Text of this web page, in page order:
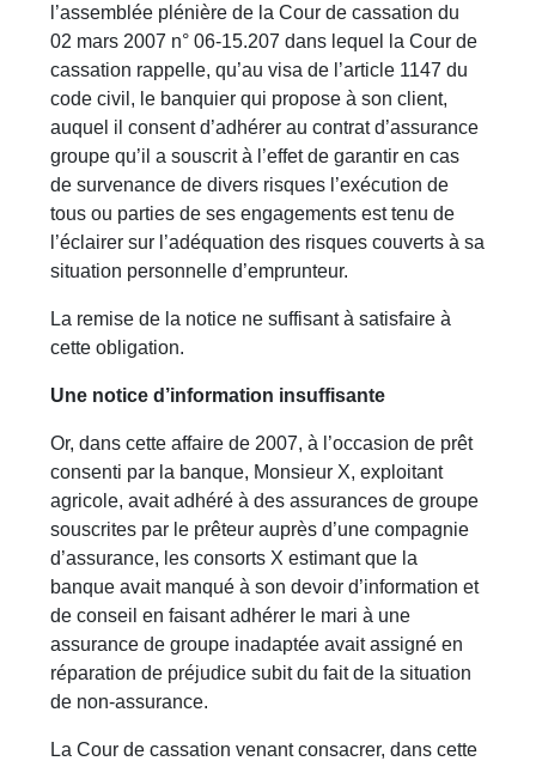
l’assemblée plénière de la Cour de cassation du
02 mars 2007 n° 06-15.207 dans lequel la Cour de
cassation rappelle, qu’au visa de l’article 1147 du
code civil, le banquier qui propose à son client,
auquel il consent d’adhérer au contrat d’assurance
groupe qu’il a souscrit à l’effet de garantir en cas
de survenance de divers risques l’exécution de
tous ou parties de ses engagements est tenu de
l’éclairer sur l’adéquation des risques couverts à sa
situation personnelle d’emprunteur.
La remise de la notice ne suffisant à satisfaire à
cette obligation.
Une notice d’information insuffisante
Or, dans cette affaire de 2007, à l’occasion de prêt
consenti par la banque, Monsieur X, exploitant
agricole, avait adhéré à des assurances de groupe
souscrites par le prêteur auprès d’une compagnie
d’assurance, les consorts X estimant que la
banque avait manqué à son devoir d’information et
de conseil en faisant adhérer le mari à une
assurance de groupe inadaptée avait assigné en
réparation de préjudice subit du fait de la situation
de non-assurance.
La Cour de cassation venant consacrer, dans cette